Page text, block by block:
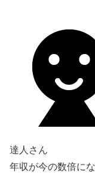
達人さん
年収が今の数倍に